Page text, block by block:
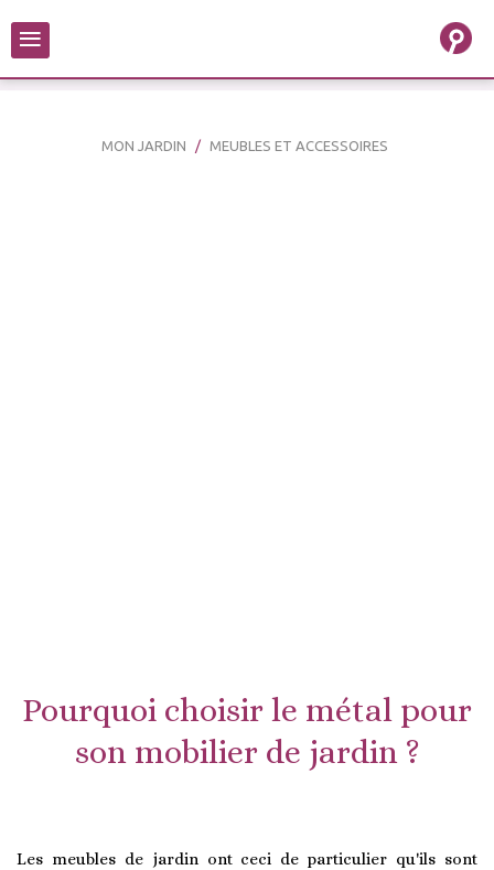
≡
MON JARDIN MEUBLES ET ACCESSOIRES
Pourquoi choisir le métal pour
son mobilier de jardin ?
Les meubles de jardin ont ceci de particulier qu'ils sont